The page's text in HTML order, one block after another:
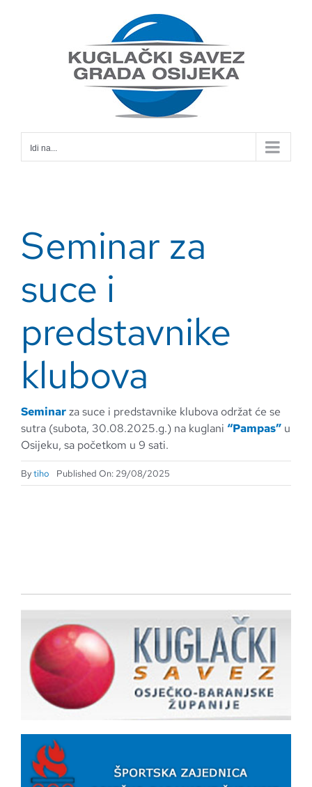
Idi na...
Seminar za
suce i
predstavnike
klubova
Seminarza suce i predstavnike klubova održat će se
sutra (subota, 30.08.2025.g.) na kuglani “Pampas”u
Osijeku, sa početkom u 9 sati.
Bytiho Published On: 29/08/2025